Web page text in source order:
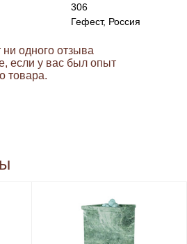
306
Гефест, Россия
одного отзыва
если у вас был опыт
товара.